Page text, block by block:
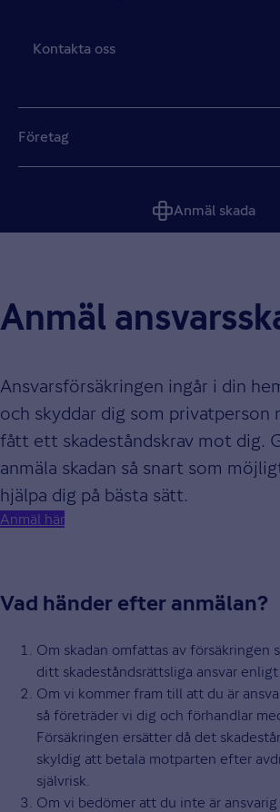
Kontakta oss
Företag
Anmäl skada
Anmäl
Ansvarsförsäkringen ingår i din
och skyddar dig som privatperson
fått ett skadeståndskrav mot dig.
anmäla skadan så snart som
hjälpa dig på bästa sätt.
Anmäl här
Vad händer efter anmälan?
Om skadan omfattas av försäkringen
ditt skadeståndsrättsliga ansvar
Om vi kommer fram till att du är
så företräder vi dig och förhandlar
Försäkringen ersätter då det
skyldig att betala motparten efter
självrisk.
Om vi bedömer att du inte är